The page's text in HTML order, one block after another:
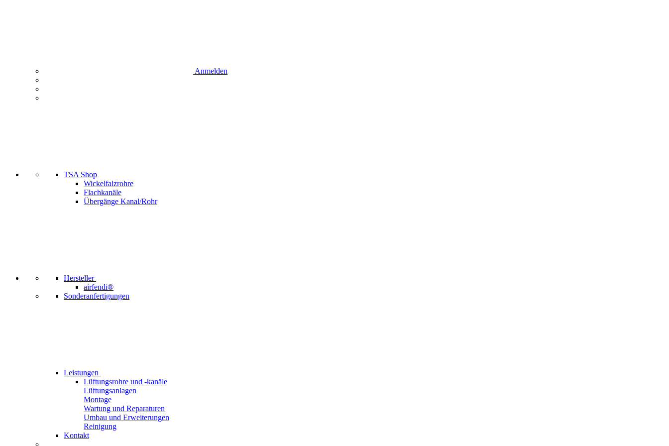
Anmelden
TSA Shop
Wickelfalzrohre
Flachkanäle
Übergänge Kanal/Rohr
Hersteller
airfendi®
Sonderanfertigungen
Leistungen
Lüftungsrohre und -kanäle
Lüftungsanlagen
Montage
Wartung und Reparaturen
Umbau und Erweiterungen
Reinigung
Kontakt